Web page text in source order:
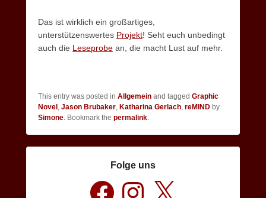
Das ist wirklich ein großartiges,
unterstützenswertes Projekt! Seht euch unbedingt
auch die Leseprobe an, die macht Lust auf mehr.
This entry was posted in Allgemein and tagged Graphic
Novel Jason Brubaker Katharina Gerlach reMIND by
Simone . Bookmark the permalink
Folge uns
Facebook Instagram